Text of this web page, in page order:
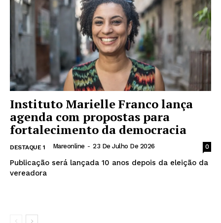
Magazine PRO
Instituto Marielle Franco lança
agenda com propostas para
fortalecimento da democracia
DESTAQUE 1 Mareonline - 23 De Julho De 2026 0
Publicação será lançada 10 anos depois da eleição da
vereadora